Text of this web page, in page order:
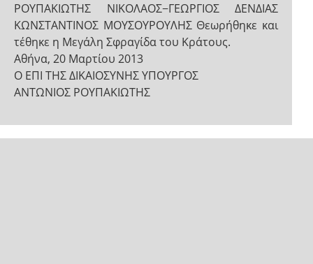
ΡΟΥΠΑΚΙΩΤΗΣ ΝΙΚΟΛΑΟΣ−ΓΕΩΡΓΙΟΣ ΔΕΝΔΙΑΣ
ΚΩΝΣΤΑΝΤΙΝΟΣ ΜΟΥΣΟΥΡΟΥΛΗΣ Θεωρήθηκε και
τέθηκε η Μεγάλη Σφραγίδα του Κράτους.
Αθήνα, 20 Μαρτίου 2013
Ο ΕΠΙ ΤΗΣ ΔΙΚΑΙΟΣΥΝΗΣ ΥΠΟΥΡΓΟΣ
ΑΝΤΩΝΙΟΣ ΡΟΥΠΑΚΙΩΤΗΣ